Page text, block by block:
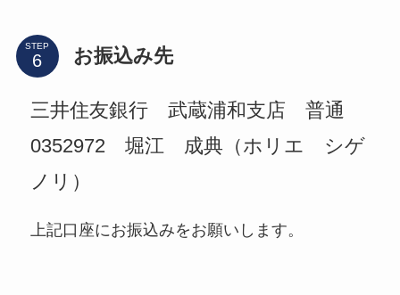
STEP お振込み先
三井住友銀行 武蔵浦和支店 普通
0352972 堀江 成典（ホリエ シゲ
ノリ）
上記口座にお振込みをお願いします。